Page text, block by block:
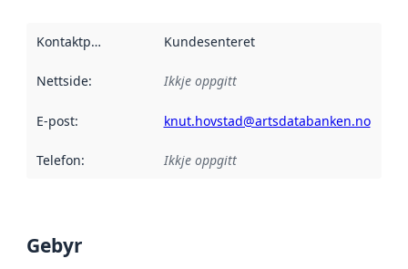
Kontaktpunkt Kundesenteret
Nettside: Ikkje oppgitt
E-post: knut.hovstad@artsdatabanken.no
Telefon: Ikkje oppgitt
Gebyr